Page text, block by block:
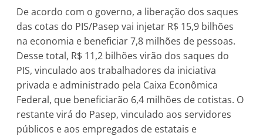
De acordo com o governo, a liberação dos saques
das cotas do PIS/Pasep vai injetar R$ 15,9 bilhões
na economia e beneficiar 7,8 milhões de pessoas.
Desse total, R$ 11,2 bilhões virão dos saques do
PIS, vinculado aos trabalhadores da iniciativa
privada e administrado pela Caixa Econômica
Federal, que beneficiarão 6,4 milhões de cotistas. O
restante virá do Pasep, vinculado aos servidores
públicos e aos empregados de estatais e